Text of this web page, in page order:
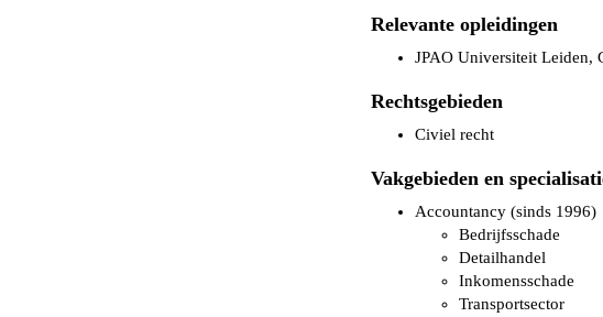
Relevante opleidingen
JPAO Universiteit Leiden,
Rechtsgebieden
Civiel recht
Vakgebieden en
Accountancy (sinds 1996)
Bedrijfsschade
Detailhandel
Inkomensschade
Transportsector